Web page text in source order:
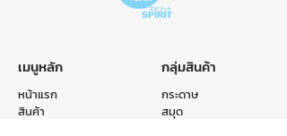
เมนูหลัก
หน้าแรก
สินค้า
กลุ่มสินค้า
กระดาษ
สมุด